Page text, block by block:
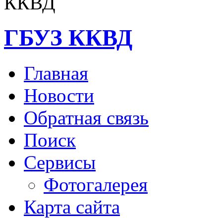
ГБУЗ ККВД
Главная
Новости
Обратная связь
Поиск
Сервисы
Фотогалерея
Карта сайта